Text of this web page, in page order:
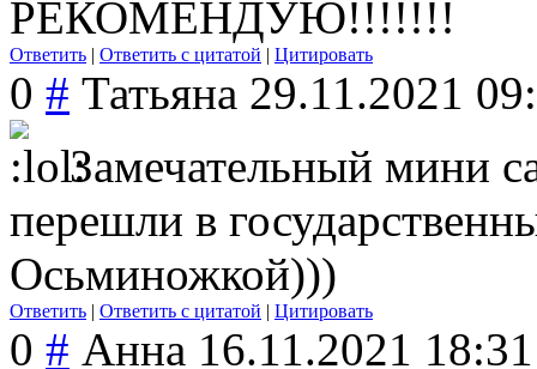
РЕКОМЕНДУЮ!!!!!!!
Ответить | Ответить с цитатой | Цитировать
0 # Татьяна 29.11.2021
Замечательный мини
перешли в
Осьминожкой)))
Ответить | Ответить с цитатой | Цитировать
0 # Анна 16.11.2021 18:31